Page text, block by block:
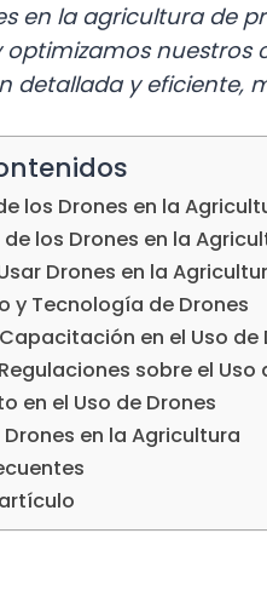
en la agricultura de
nuestros
detallada y eficiente,
los Drones en la
los Drones en la
Drones en la
y Tecnología de Drones
en el Uso de
sobre el Uso
en el Uso de Drones
en la Agricultura